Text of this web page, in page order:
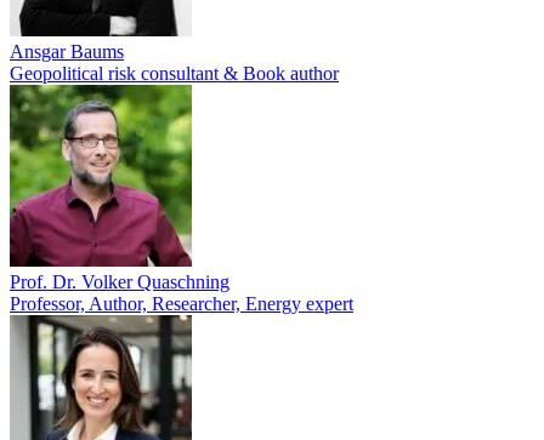
Ansgar Baums
Geopolitical risk consultant & Book author
Prof. Dr. Volker Quaschning
Professor, Author, Researcher, Energy expert